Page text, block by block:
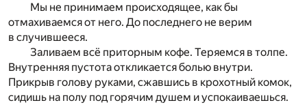
Мы не принимаем происходящее, как бы
отмахиваемся от него. До последнего не верим
в случившееся.
Заливаем всё приторным кофе. Теряемся в толпе.
Внутренняя пустота откликается болью внутри.
Прикрыв голову руками, сжавшись в крохотный комок,
сидишь на полу под горячим душем и успокаиваешься.